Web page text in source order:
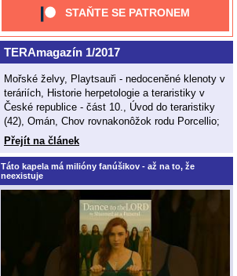
STAŇTE SE PATRONEM
TERAmagazín 1/2017
Mořské želvy, Playtsauři - nedoceněné klenoty v
teráriích, Historie herpetologie a teraristiky v
České republice - část 10., Úvod do teraristiky
(42), Omán, Chov rovnakonôžok rodu Porcellio;
Přejít na článek
Táto kapela má milióny fanúšikov - až na to, že
neexistuje